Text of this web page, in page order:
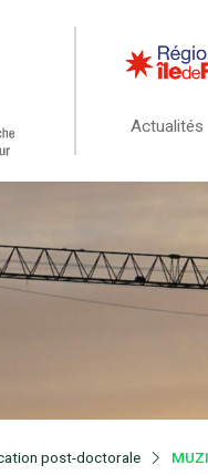
Actualités
post-doctorale